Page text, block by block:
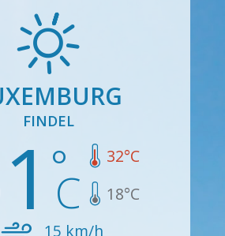
FINDEL
32°C
18°C
15 km/h